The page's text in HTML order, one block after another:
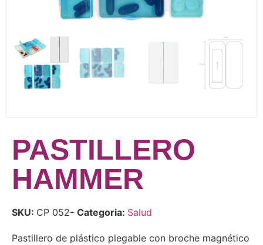
PASTILLERO
HAMMER
SKU: CP 052- Categoria: Salud
Pastillero de plástico plegable con broche magnético